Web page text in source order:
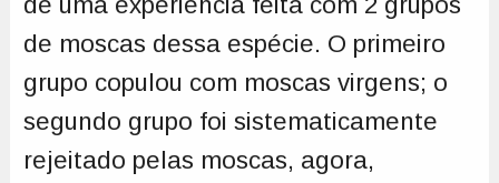
de moscas dessa espécie. O primeiro
grupo copulou com moscas virgens; o
segundo grupo foi sistematicamente
rejeitado pelas moscas, agora,